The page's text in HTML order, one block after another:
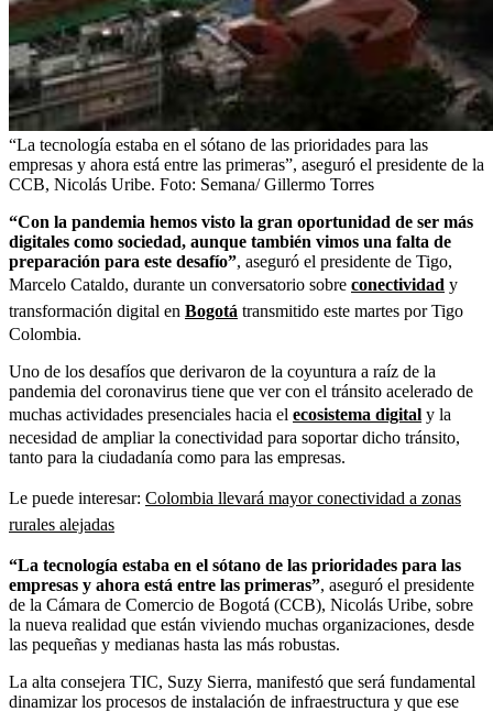
“La tecnología estaba en el sótano de las prioridades para las
empresas y ahora está entre las primeras”, aseguró el presidente de la
CCB, Nicolás Uribe. Foto: Semana/ Gillermo Torres
“Con la pandemia hemos visto la gran oportunidad de ser más
digitales como sociedad, aunque también vimos una falta de
preparación para este desafío”, aseguró el presidente de Tigo,
Marcelo Cataldo, durante un conversatorio sobre conectividad y
transformación digital en Bogotá transmitido este martes por Tigo
Colombia.
Uno de los desafíos que derivaron de la coyuntura a raíz de la
pandemia del coronavirus tiene que ver con el tránsito acelerado de
muchas actividades presenciales hacia el ecosistema digital y la
necesidad de ampliar la conectividad para soportar dicho tránsito,
tanto para la ciudadanía como para las empresas.
Le puede interesar: Colombia llevará mayor conectividad a zonas
rurales alejadas
“La tecnología estaba en el sótano de las prioridades para las
empresas y ahora está entre las primeras”, aseguró el presidente
de la Cámara de Comercio de Bogotá (CCB), Nicolás Uribe, sobre
la nueva realidad que están viviendo muchas organizaciones, desde
las pequeñas y medianas hasta las más robustas.
La alta consejera TIC, Suzy Sierra, manifestó que será fundamental
dinamizar los procesos de instalación de infraestructura y que ese